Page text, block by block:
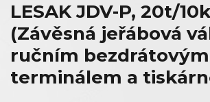
LESAK JDV-P, 20t/
(Závěsná jeřábová
ručním bezdrátovým
terminálem a